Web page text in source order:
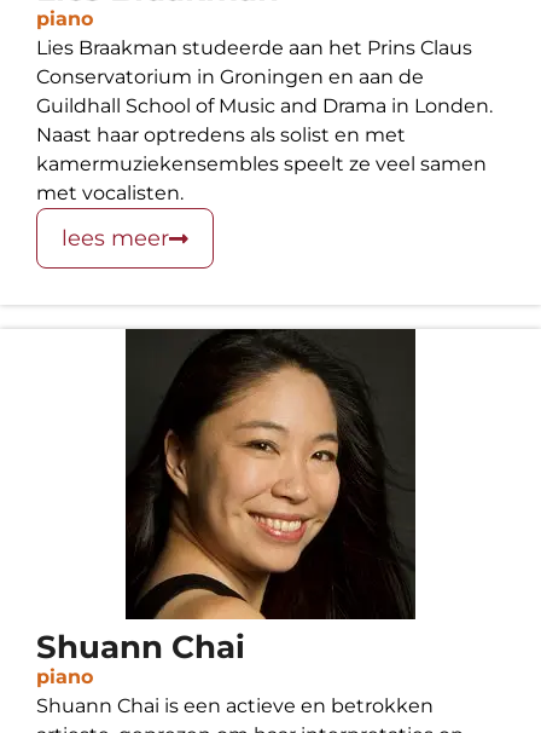
piano
Lies Braakman studeerde aan het Prins Claus
Conservatorium in Groningen en aan de
Guildhall School of Music and Drama in Londen.
Naast haar optredens als solist en met
kamermuziekensembles speelt ze veel samen
met vocalisten.
lees meer
Shuann Chai
piano
Shuann Chai is een actieve en betrokken